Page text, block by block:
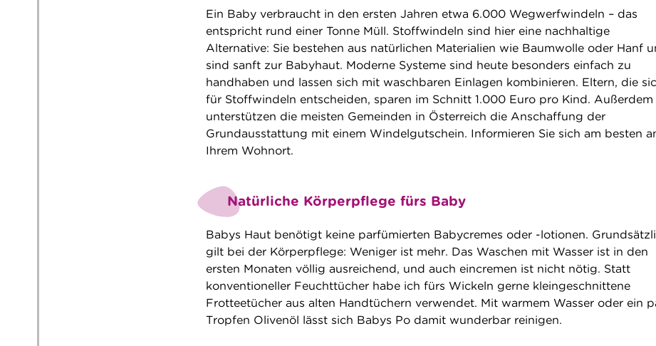
Ein Baby verbraucht in den ersten Jahren etwa 6.000 Wegwerfwindeln – das
entspricht rund einer Tonne Müll. Stoffwindeln sind hier eine nachhaltige
Alternative: Sie bestehen aus natürlichen Materialien wie Baumwolle oder Hanf
sind sanft zur Babyhaut. Moderne Systeme sind heute besonders einfach zu
handhaben und lassen sich mit waschbaren Einlagen kombinieren. Eltern, die
für Stoffwindeln entscheiden, sparen im Schnitt 1.000 Euro pro Kind. Außerdem
unterstützen die meisten Gemeinden in Österreich die Anschaffung der
Grundausstattung mit einem Windelgutschein. Informieren Sie sich am besten
Ihrem Wohnort.
Natürliche Körperpflege fürs Baby
Babys Haut benötigt keine parfümierten Babycremes oder -lotionen.
gilt bei der Körperpflege: Weniger ist mehr. Das Waschen mit Wasser ist in den
ersten Monaten völlig ausreichend, und auch eincremen ist nicht nötig. Statt
konventioneller Feuchttücher habe ich fürs Wickeln gerne kleingeschnittene
Frotteetücher aus alten Handtüchern verwendet. Mit warmem Wasser oder ein
Tropfen Olivenöl lässt sich Babys Po damit wunderbar reinigen.